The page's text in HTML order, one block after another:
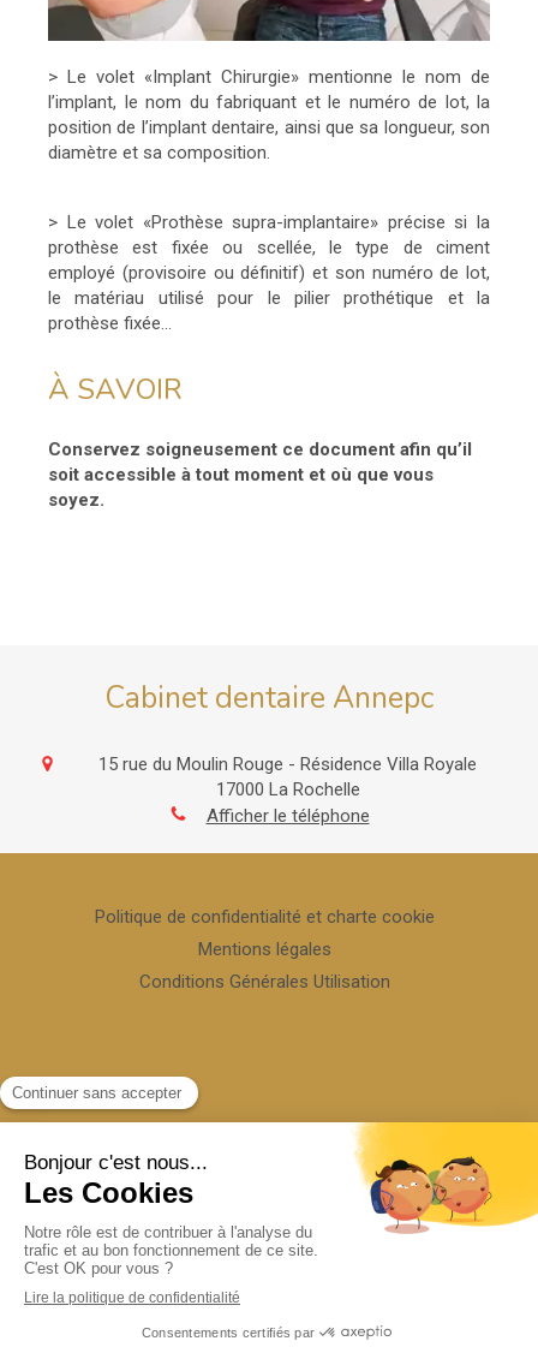
> Le volet «Implant Chirurgie» mentionne le nom de
l’implant, le nom du fabriquant et le numéro de lot, la
position de l’implant dentaire, ainsi que sa longueur, son
diamètre et sa composition.
> Le volet «Prothèse supra-implantaire» précise si la
prothèse est fixée ou scellée, le type de ciment
employé (provisoire ou définitif) et son numéro de lot,
le matériau utilisé pour le pilier prothétique et la
prothèse fixée...
À SAVOIR
Conservez soigneusement ce document afin qu’il
soit accessible à tout moment et où que vous
soyez.
Cabinet dentaire Annepc
15 rue du Moulin Rouge - Résidence Villa Royale
17000 La Rochelle
Afficher le téléphone
Politique de confidentialité et charte cookie
Mentions légales
Conditions Générales Utilisation
Rechercher